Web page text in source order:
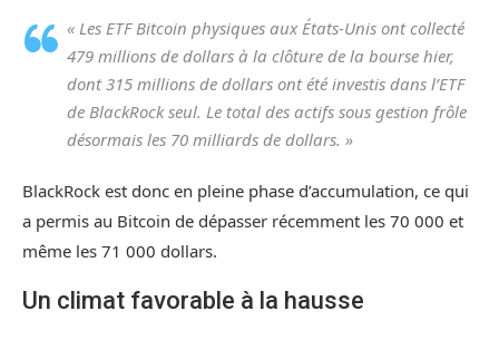
« Les ETF Bitcoin physiques aux États-Unis ont collecté
479 millions de dollars à la clôture de la bourse hier,
dont 315 millions de dollars ont été investis dans l’ETF
de BlackRock seul. Le total des actifs sous gestion frôle
désormais les 70 milliards de dollars. »
BlackRock est donc en pleine phase d’accumulation, ce qui
a permis au Bitcoin de dépasser récemment les 70 000 et
même les 71 000 dollars.
Un climat favorable à la hausse